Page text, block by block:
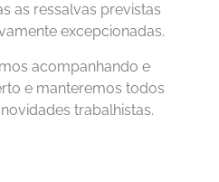
as ressalvas previstas
excepcionadas.
acompanhando e
e manteremos todos
trabalhistas.